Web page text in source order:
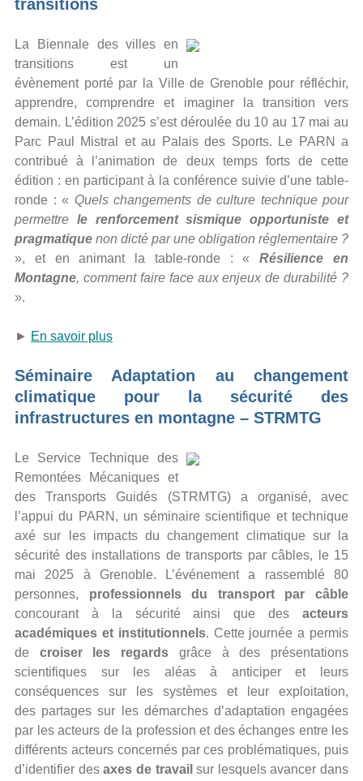
transitions
La Biennale des villes en
transitions est un
évènement porté par la Ville de Grenoble pour réfléchir,
apprendre, comprendre et imaginer la transition vers
demain. L’édition 2025 s’est déroulée du 10 au 17 mai au
Parc Paul Mistral et au Palais des Sports. Le PARN a
contribué à l’animation de deux temps forts de cette
édition : en participant à la conférence suivie d’une table-
ronde : « Quels changements de culture technique pour
permettre le renforcement sismique opportuniste et
pragmatique non dicté par une obligation réglementaire ?
», et en animant la table-ronde : «Résilience en
Montagne, comment faire face aux enjeux de durabilité ?
».
► En savoir plus
Séminaire Adaptation au changement
climatique pour la sécurité des
infrastructures en montagne – STRMTG
Le Service Technique des
Remontées Mécaniques et
des Transports Guidés (STRMTG) a organisé, avec
l’appui du PARN, un séminaire scientifique et technique
axé sur les impacts du changement climatique sur la
sécurité des installations de transports par câbles, le 15
mai 2025 à Grenoble. L’événement a rassemblé 80
personnes, professionnels du transport par câble
concourant à la sécurité ainsi que des acteurs
académiques et institutionnels. Cette journée a permis
de croiser les regards grâce à des présentations
scientifiques sur les aléas à anticiper et leurs
conséquences sur les systèmes et leur exploitation,
des partages sur les démarches d’adaptation engagées
par les acteurs de la profession et des échanges entre les
différents acteurs concernés par ces problématiques, puis
d’identifier desaxes de travail sur lesquels avancer dans